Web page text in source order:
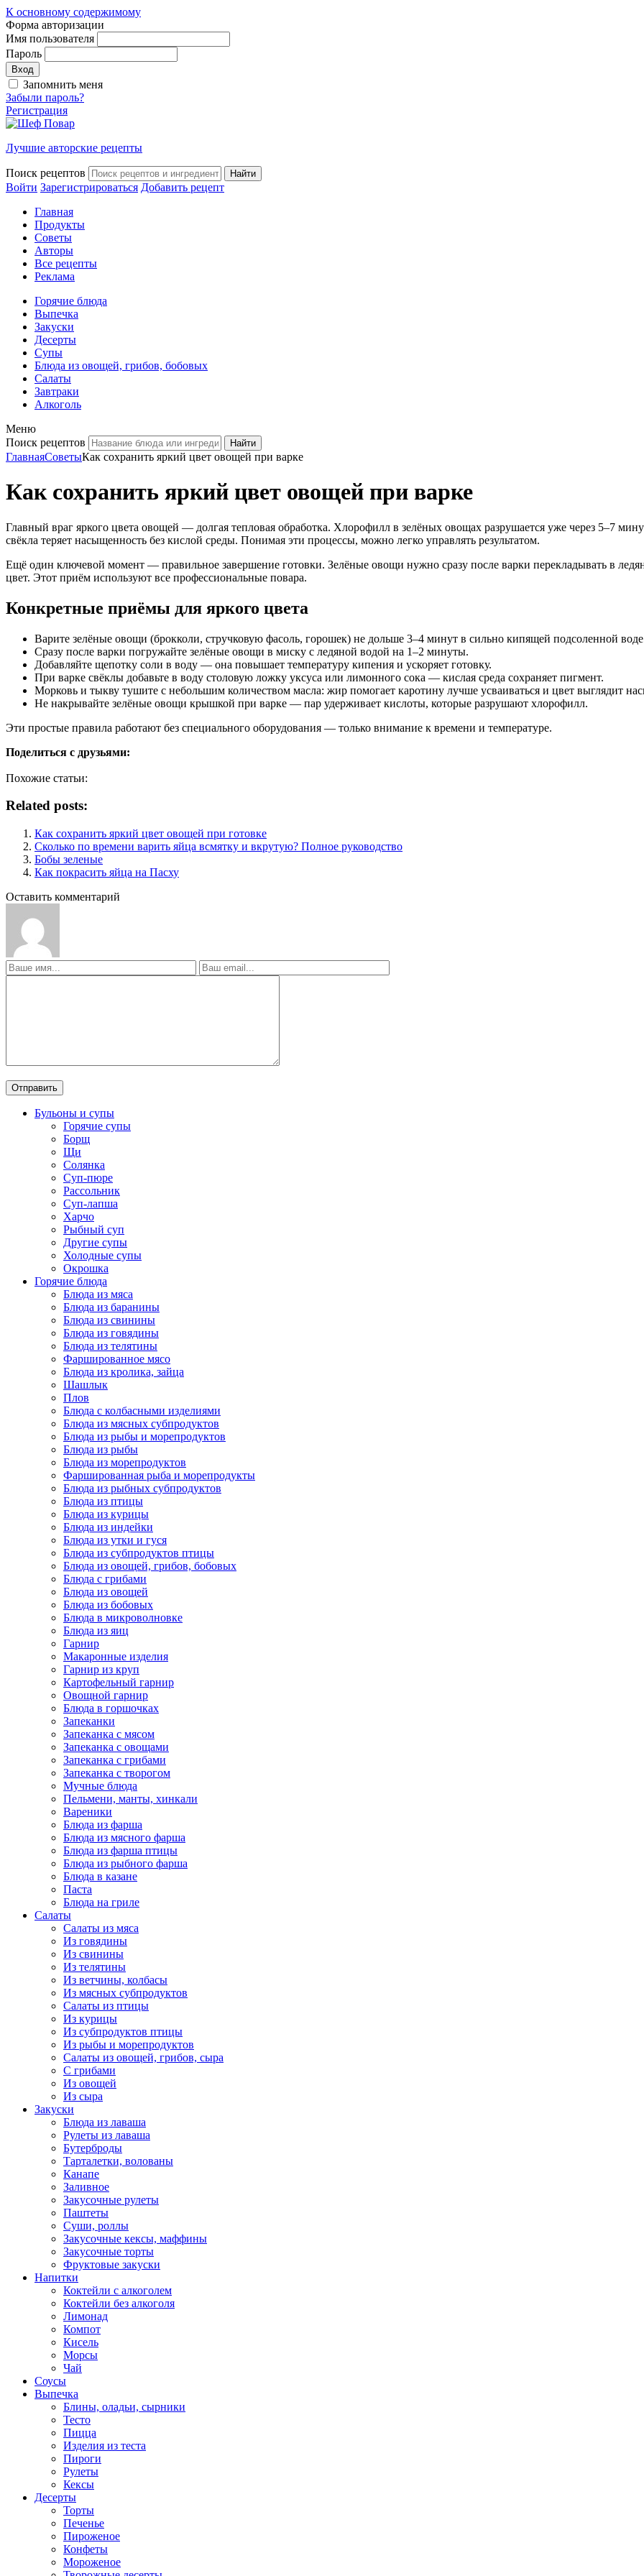
К основному содержимому
Форма авторизации
Имя пользователя
Пароль
Запомнить меня
Забыли пароль?
Регистрация
Лучшие авторские рецепты
Поиск рецептов
Войти Зарегистрироваться Добавить рецепт
Главная
Продукты
Советы
Авторы
Все рецепты
Реклама
Горячие блюда
Выпечка
Закуски
Десерты
Супы
Блюда из овощей, грибов, бобовых
Салаты
Завтраки
Алкоголь
Меню
Поиск рецептов
ГлавнаяСоветыКак сохранить яркий цвет овощей при варке
Как сохранить яркий цвет овощей при варке
Главный враг яркого цвета овощей — долгая тепловая обработка. Хлорофилл в зелёных овощах разрушается уже через 5–7
свёкла теряет насыщенность без кислой среды. Понимая эти процессы, можно легко управлять результатом.
Ещё один ключевой момент — правильное завершение готовки. Зелёные овощи нужно сразу после варки перекладывать в
цвет. Этот приём используют все профессиональные повара.
Конкретные приёмы для яркого цвета
Варите зелёные овощи (брокколи, стручковую фасоль, горошек) не дольше 3–4 минут в сильно кипящей подсоленной
Сразу после варки погружайте зелёные овощи в миску с ледяной водой на 1–2 минуты.
Добавляйте щепотку соли в воду — она повышает температуру кипения и ускоряет готовку.
При варке свёклы добавьте в воду столовую ложку уксуса или лимонного сока — кислая среда сохраняет пигмент.
Морковь и тыкву тушите с небольшим количеством масла: жир помогает каротину лучше усваиваться и цвет выглядит
Не накрывайте зелёные овощи крышкой при варке — пар удерживает кислоты, которые разрушают хлорофилл.
Эти простые правила работают без специального оборудования — только внимание к времени и температуре.
Поделиться с друзьями:
Похожие статьи:
Related posts:
Как сохранить яркий цвет овощей при готовке
Сколько по времени варить яйца всмятку и вкрутую? Полное руководство
Бобы зеленые
Как покрасить яйца на Пасху
Оставить комментарий
Бульоны и супы
Горячие супы
Борщ
Щи
Солянка
Суп-пюре
Рассольник
Суп-лапша
Харчо
Рыбный суп
Другие супы
Холодные супы
Окрошка
Горячие блюда
Блюда из мяса
Блюда из баранины
Блюда из свинины
Блюда из говядины
Блюда из телятины
Фаршированное мясо
Блюда из кролика, зайца
Шашлык
Плов
Блюда с колбасными изделиями
Блюда из мясных субпродуктов
Блюда из рыбы и морепродуктов
Блюда из рыбы
Блюда из морепродуктов
Фаршированная рыба и морепродукты
Блюда из рыбных субпродуктов
Блюда из птицы
Блюда из курицы
Блюда из индейки
Блюда из утки и гуся
Блюда из субпродуктов птицы
Блюда из овощей, грибов, бобовых
Блюда с грибами
Блюда из овощей
Блюда из бобовых
Блюда в микроволновке
Блюда из яиц
Гарнир
Макаронные изделия
Гарнир из круп
Картофельный гарнир
Овощной гарнир
Блюда в горшочках
Запеканки
Запеканка с мясом
Запеканка с овощами
Запеканка с грибами
Запеканка с творогом
Мучные блюда
Пельмени, манты, хинкали
Вареники
Блюда из фарша
Блюда из мясного фарша
Блюда из фарша птицы
Блюда из рыбного фарша
Блюда в казане
Паста
Блюда на гриле
Салаты
Салаты из мяса
Из говядины
Из свинины
Из телятины
Из ветчины, колбасы
Из мясных субпродуктов
Салаты из птицы
Из курицы
Из субпродуктов птицы
Из рыбы и морепродуктов
Салаты из овощей, грибов, сыра
С грибами
Из овощей
Из сыра
Закуски
Блюда из лаваша
Рулеты из лаваша
Бутерброды
Тарталетки, волованы
Канапе
Заливное
Закусочные рулеты
Паштеты
Суши, роллы
Закусочные кексы, маффины
Закусочные торты
Фруктовые закуски
Напитки
Коктейли с алкоголем
Коктейли без алкоголя
Лимонад
Компот
Кисель
Морсы
Чай
Соусы
Выпечка
Блины, оладьи, сырники
Тесто
Пицца
Изделия из теста
Пироги
Рулеты
Кексы
Десерты
Торты
Печенье
Пироженое
Конфеты
Мороженое